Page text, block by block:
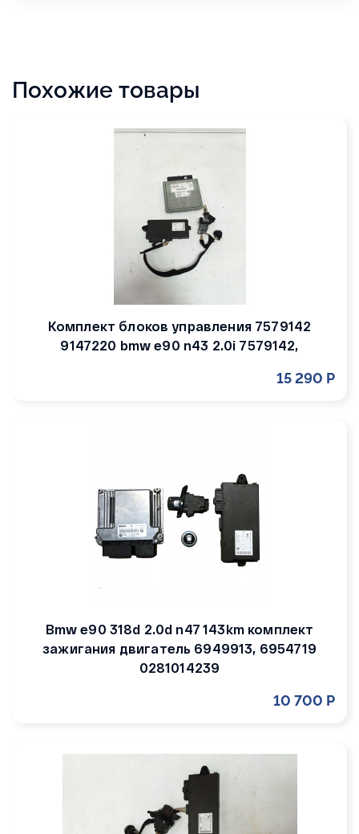
Похожие товары
Комплект блоков управления 7579142
9147220 bmw e90 n43 2.0i 7579142,
15 290 Р
Bmw e90 318d 2.0d n47 143km комплект
зажигания двигатель 6949913, 6954719
0281014239
10 700 Р